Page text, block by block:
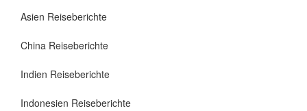
Asien Reiseberichte
China Reiseberichte
Indien Reiseberichte
Indonesien Reiseberichte